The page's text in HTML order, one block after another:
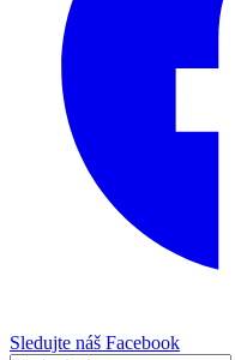
Sledujte náš Facebook